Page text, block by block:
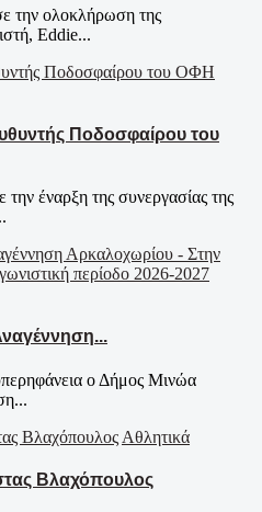
ολοκλήρωση της
Eddie...
Ποδοσφαίρου του
έναρξη της συνεργασίας της
ο Δήμος Μινώα
Αθλητικά
Βλαχόπουλος